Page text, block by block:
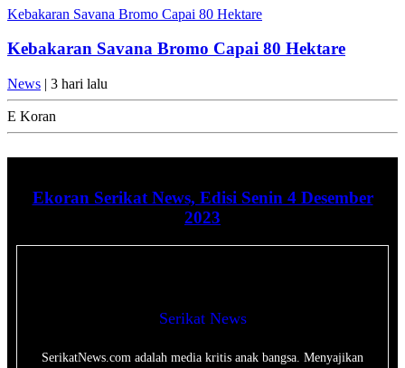
Kebakaran Savana Bromo Capai 80 Hektare
Kebakaran Savana Bromo Capai 80 Hektare
News | 3 hari lalu
E Koran
Ekoran Serikat News, Edisi Senin 4 Desember
2023
Serikat News
SerikatNews.com adalah media kritis anak bangsa. Menyajikan